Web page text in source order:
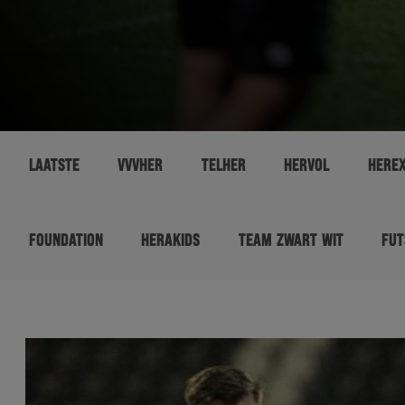
LAATSTE VVVHER TELHER HERVOL
FOUNDATION HERAKIDS TEAM ZWART WIT